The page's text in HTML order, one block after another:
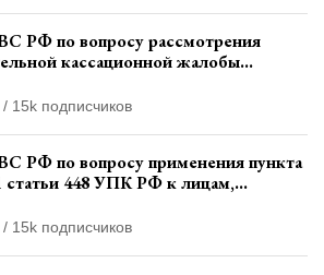
РФ по вопросу рассмотрения
кассационной жалобы
кассационной инстанции
/ 15k подписчиков
РФ по вопросу применения пункта
статьи 448 УПК РФ к лицам,
из следственных органов
/ 15k подписчиков